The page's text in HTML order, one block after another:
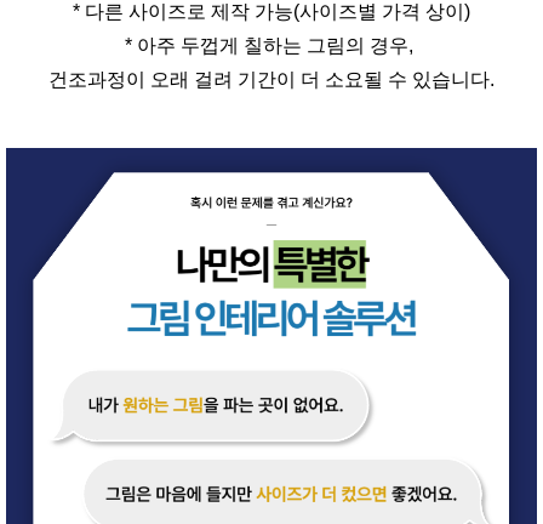
* 다른 사이즈로 제작 가능(사이즈별 가격 상이)
* 아주 두껍게 칠하는 그림의 경우,
건조과정이 오래 걸려 기간이 더 소요될 수 있습니다.